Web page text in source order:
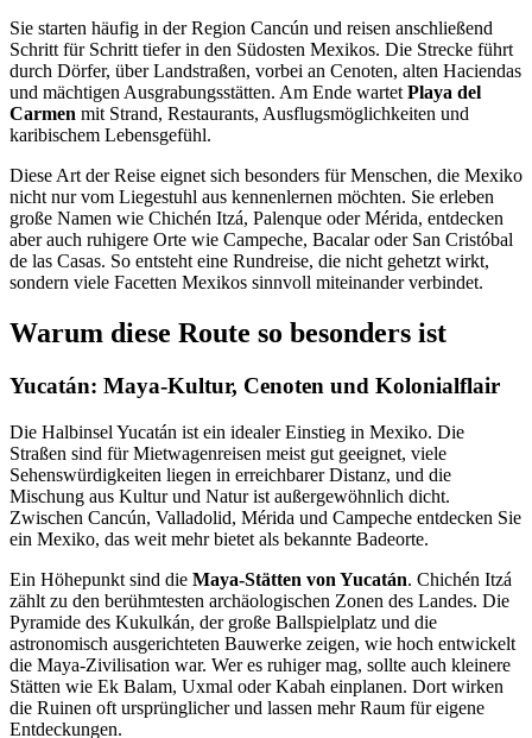
Sie starten häufig in der Region Cancún und reisen anschließend
Schritt für Schritt tiefer in den Südosten Mexikos. Die Strecke führt
durch Dörfer, über Landstraßen, vorbei an Cenoten, alten Haciendas
und mächtigen Ausgrabungsstätten. Am Ende wartetPlaya del
Carmen mit Strand, Restaurants, Ausflugsmöglichkeiten und
karibischem Lebensgefühl.
Diese Art der Reise eignet sich besonders für Menschen, die Mexiko
nicht nur vom Liegestuhl aus kennenlernen möchten. Sie erleben
große Namen wie Chichén Itzá, Palenque oder Mérida, entdecken
aber auch ruhigere Orte wie Campeche, Bacalar oder San Cristóbal
de las Casas. So entsteht eine Rundreise, die nicht gehetzt wirkt,
sondern viele Facetten Mexikos sinnvoll miteinander verbindet.
Warum diese Route so besonders ist
Yucatán: Maya-Kultur, Cenoten und Kolonialflair
Die Halbinsel Yucatán ist ein idealer Einstieg in Mexiko. Die
Straßen sind für Mietwagenreisen meist gut geeignet, viele
Sehenswürdigkeiten liegen in erreichbarer Distanz, und die
Mischung aus Kultur und Natur ist außergewöhnlich dicht.
Zwischen Cancún, Valladolid, Mérida und Campeche entdecken Sie
ein Mexiko, das weit mehr bietet als bekannte Badeorte.
Ein Höhepunkt sind die Maya-Stätten von Yucatán. Chichén Itzá
zählt zu den berühmtesten archäologischen Zonen des Landes. Die
Pyramide des Kukulkán, der große Ballspielplatz und die
astronomisch ausgerichteten Bauwerke zeigen, wie hoch entwickelt
die Maya-Zivilisation war. Wer es ruhiger mag, sollte auch kleinere
Stätten wie Ek Balam, Uxmal oder Kabah einplanen. Dort wirken
die Ruinen oft ursprünglicher und lassen mehr Raum für eigene
Entdeckungen.